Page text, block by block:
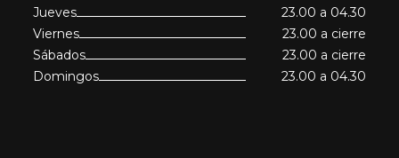
Jueves
23.00 a 04.30
Viernes
23.00 a cierre
Sábados
23.00 a cierre
Domingos
23.00 a 04.30